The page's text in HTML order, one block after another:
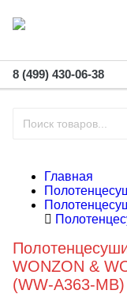
8 (499) 430-06-38
Главная
WONZON &
(WW-A363-